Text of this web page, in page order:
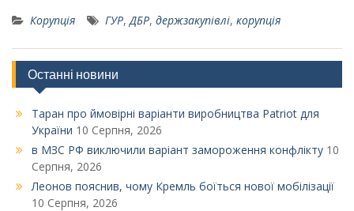
Корупція ГУР,ДБР, держзакупівлі, корупція
Останні новини
Таран про ймовірні варіанти виробництва Patriot для
України 10 Серпня, 2026
в МЗС РФ виключили варіант замороження конфлікту 10
Серпня, 2026
Леонов пояснив, чому Кремль боїться нової мобілізації
10 Серпня, 2026